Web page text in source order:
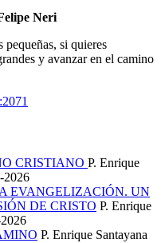
Neri
si quieres
y avanzar en el camino
CRISTIANO P. Enrique
2026
EVANGELIZACIÓN. UN
DE CRISTO P. Enrique
P. Enrique Santayana